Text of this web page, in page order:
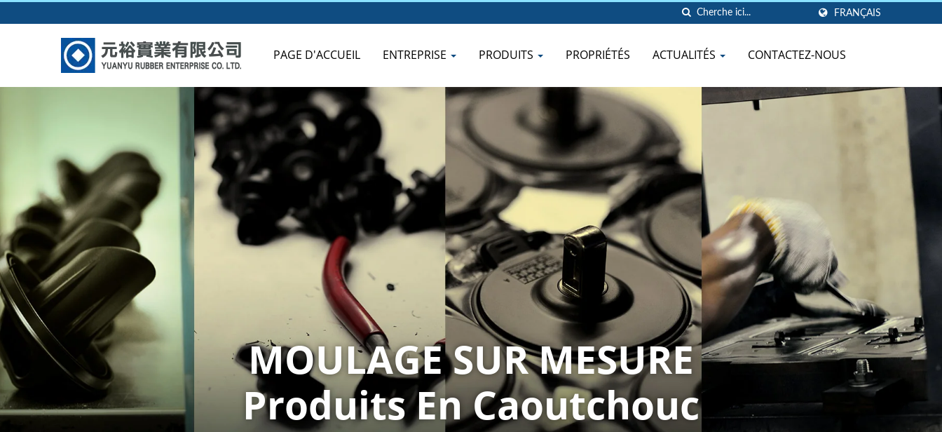
FRANÇAIS
PAGE D'ACCUEIL ENTREPRISE PRODUITS PROPRIÉTÉS ACTUALITÉS CONTACTEZ-NOUS
MOULAGE SUR MESURE
Produits En Caoutchouc